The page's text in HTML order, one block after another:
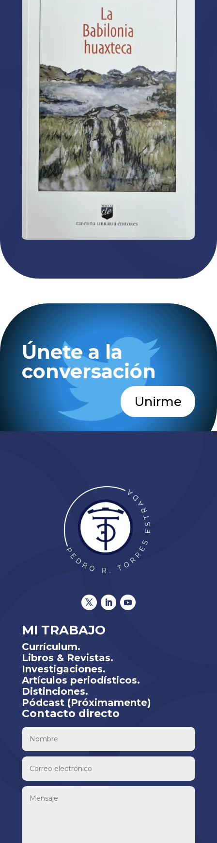
Únete a la
conversación
Unirme
MI TRABAJO
Currículum.
Libros & Revistas.
Investigaciones.
Artículos periodísticos.
Distinciones.
Pódcast (Próximamente)
Contacto directo